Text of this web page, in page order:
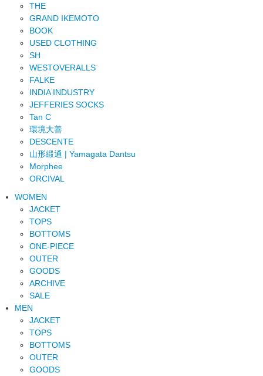
THE
GRAND IKEMOTO
BOOK
USED CLOTHING
SH
WESTOVERALLS
FALKE
INDIA INDUSTRY
JEFFERIES SOCKS
Tan C
環境大善
DESCENTE
山形緞通 | Yamagata Dantsu
Morphee
ORCIVAL
WOMEN
JACKET
TOPS
BOTTOMS
ONE-PIECE
OUTER
GOODS
ARCHIVE
SALE
MEN
JACKET
TOPS
BOTTOMS
OUTER
GOODS